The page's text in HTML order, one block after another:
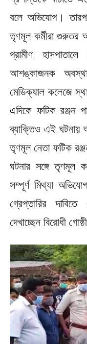
বলে অভিযোগ।
তৃণমূল কর্মীরা গুরুতর
গ্রামীণ
আশঙ্কাজনক‌
মেডিক্যাল কলেজে
এদিকে ফটিক রঞ্জন
ব্যাক্তিও এই ঘটনায়
তৃণমূল নেতা ফটিক
ঘটনার সঙ্গে তৃণমূল
সম্পূর্ণ মিথ্যা
গ্রেপ্তারির
দেখাচ্ছেন বিরোধী